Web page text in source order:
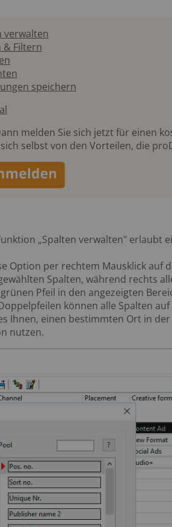
verwalten
& Filtern
speichern
melden Sie sich jetzt für einen
selbst von den Vorteilen, die
„Spalten verwalten" erlaubt
Option per rechtem Mausklick auf
Spalten, während rechts
Pfeil in den angezeigten
können alle Spalten auf
Ihnen, einen bestimmten Ort in der
nutzen.